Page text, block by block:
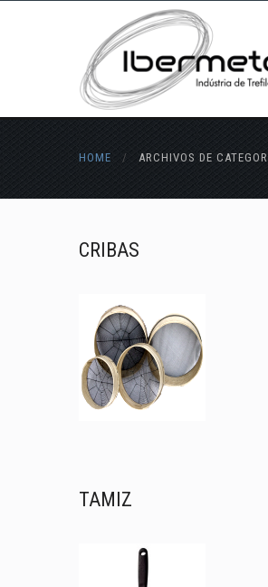
HOME / ARCHIVOS DE
CRIBAS
TAMIZ